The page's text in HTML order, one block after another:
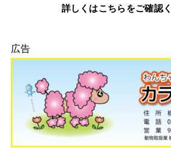
詳しくはこちらをご確認
広告